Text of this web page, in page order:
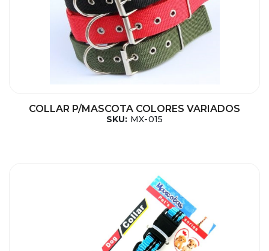
COLLAR P/MASCOTA COLORES VARIADOS
SKU: MX-015